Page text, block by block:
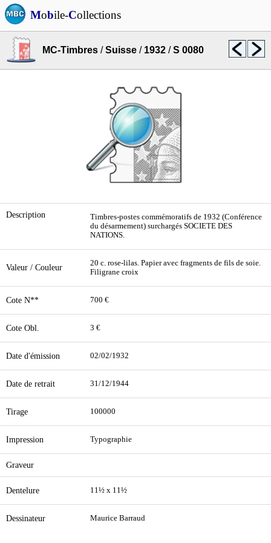
Mobile-Collections
MC-Timbres /Suisse / 1932 /S 0080
Description
Timbres-postes commémoratifs de 1932 (Conférence
du désarmement) surchargés SOCIETE DES
NATIONS.
Valeur / Couleur
20 c. rose-lilas. Papier avec fragments de fils de soie.
Filigrane croix
Cote N** 700 €
Cote Obl. 3 €
Date d'émission 02/02/1932
Date de retrait 31/12/1944
Tirage 100000
Impression Typographie
Graveur
Dentelure 11½ x 11½
Dessinateur Maurice Barraud